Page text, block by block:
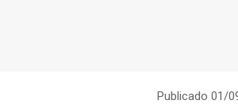
Publicado 01/